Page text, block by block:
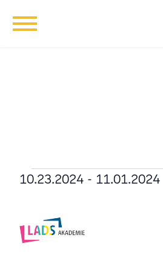
Veranstaltungen
10.23.2024 - 11.01.2024